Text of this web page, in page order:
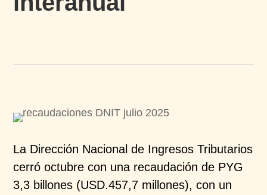
La Dirección Nacional de Ingresos Tributarios
cerró octubre con una recaudación de PYG
3,3 billones (USD.457,7 millones), con un